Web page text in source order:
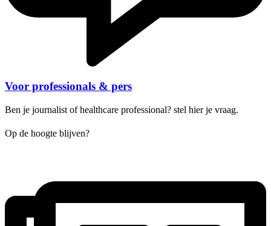
Voor professionals & pers
Ben je journalist of healthcare professional? stel hier je vraag.
Op de hoogte blijven?